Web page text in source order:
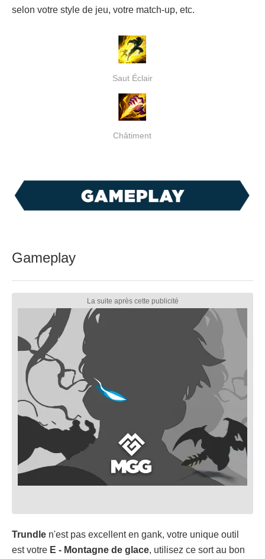
selon votre style de jeu, votre match-up, etc.
Saut Éclair
Châtiment
Gameplay
Trundle n'est pas excellent en gank, votre unique outil
est votre E - Montagne de glace, utilisez ce sort au bon